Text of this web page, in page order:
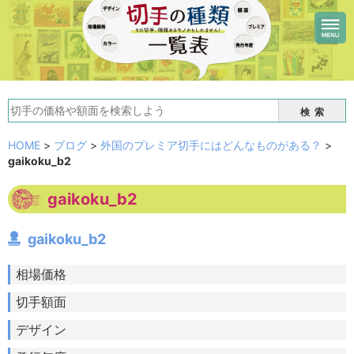
検索
HOME > ブログ > 外国のプレミア切手にはどんなものがある？ >
gaikoku_b2
gaikoku_b2
gaikoku_b2
相場価格
切手額面
デザイン